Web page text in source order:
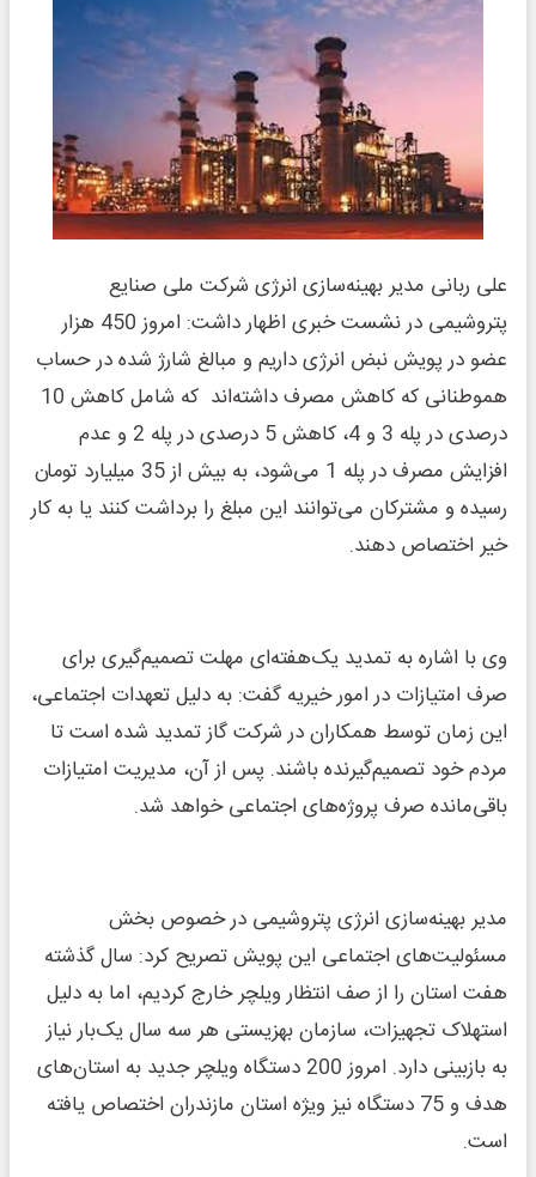
علی ربانی مدیر بهینه‌سازی انرژی شرکت ملی صنایع
پتروشیمی در نشست خبری اظهار داشت: امروز 450 هزار
عضو در پویش نبض انرژی داریم و مبالغ شارژ شده در حساب
هموطنانی که کاهش مصرف داشته‌اند که شامل کاهش 10
درصدی در پله 3 و 4، کاهش 5 درصدی در پله 2 و عدم
افزایش مصرف در پله 1 می‌شود، به بیش از 35 میلیارد تومان
رسیده و مشترکان می‌توانند این مبلغ را برداشت کنند یا به کار
خیر اختصاص دهند.
وی با اشاره به تمدید یک‌هفته‌ای مهلت تصمیم‌گیری برای
صرف امتیازات در امور خیریه گفت: به دلیل تعهدات اجتماعی،
این زمان توسط همکاران در شرکت گاز تمدید شده است تا
مردم خود تصمیم‌گیرنده باشند. پس از آن، مدیریت امتیازات
باقی‌مانده صرف پروژه‌های اجتماعی خواهد شد.
مدیر بهینه‌سازی انرژی پتروشیمی در خصوص بخش
مسئولیت‌های اجتماعی این پویش تصریح کرد: سال گذشته
هفت استان را از صف انتظار ویلچر خارج کردیم، اما به دلیل
استهلاک تجهیزات، سازمان بهزیستی هر سه سال یک‌بار نیاز
به بازبینی دارد. امروز 200 دستگاه ویلچر جدید به استان‌های
هدف و 75 دستگاه نیز ویژه استان مازندران اختصاص یافته
است.